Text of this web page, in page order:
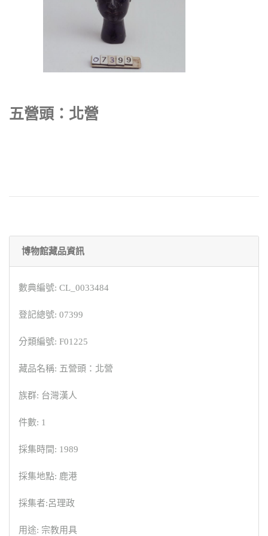
五營頭：北營
博物館藏品資訊
數典編號: CL_0033484
登記總號: 07399
分類編號: F01225
藏品名稱: 五營頭：北營
族群: 台灣漢人
件數: 1
採集時間: 1989
採集地點: 鹿港
採集者:呂理政
用途: 宗教用具